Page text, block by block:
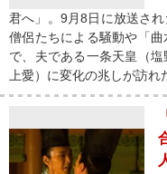
君へ」。9月8日に放送さ
僧侶たちによる騒動や「
で、夫である一条天皇（
上愛）に変化の兆しが訪